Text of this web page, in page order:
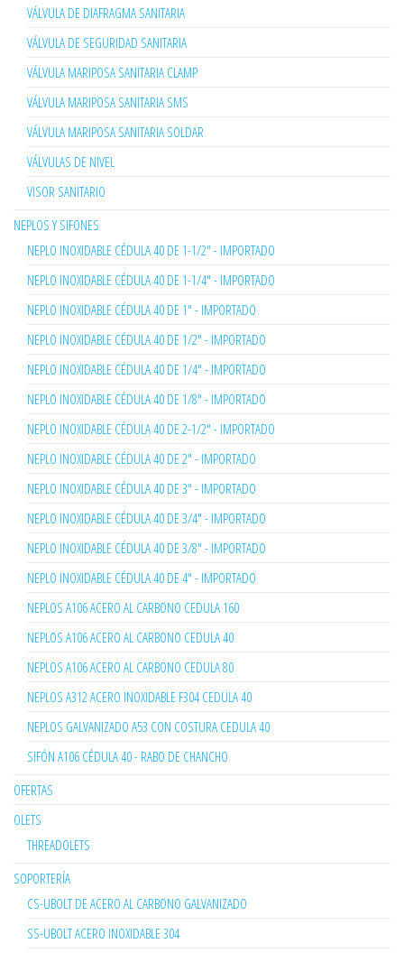
VÁLVULA DE DIAFRAGMA SANITARIA
VÁLVULA DE SEGURIDAD SANITARIA
VÁLVULA MARIPOSA SANITARIA CLAMP
VÁLVULA MARIPOSA SANITARIA SMS
VÁLVULA MARIPOSA SANITARIA SOLDAR
VÁLVULAS DE NIVEL
VISOR SANITARIO
NEPLOS Y SIFONES
NEPLO INOXIDABLE CÉDULA 40 DE 1-1/2" - IMPORTADO
NEPLO INOXIDABLE CÉDULA 40 DE 1-1/4" - IMPORTADO
NEPLO INOXIDABLE CÉDULA 40 DE 1" - IMPORTADO
NEPLO INOXIDABLE CÉDULA 40 DE 1/2" - IMPORTADO
NEPLO INOXIDABLE CÉDULA 40 DE 1/4" - IMPORTADO
NEPLO INOXIDABLE CÉDULA 40 DE 1/8" - IMPORTADO
NEPLO INOXIDABLE CÉDULA 40 DE 2-1/2" - IMPORTADO
NEPLO INOXIDABLE CÉDULA 40 DE 2" - IMPORTADO
NEPLO INOXIDABLE CÉDULA 40 DE 3" - IMPORTADO
NEPLO INOXIDABLE CÉDULA 40 DE 3/4" - IMPORTADO
NEPLO INOXIDABLE CÉDULA 40 DE 3/8" - IMPORTADO
NEPLO INOXIDABLE CÉDULA 40 DE 4" - IMPORTADO
NEPLOS A106 ACERO AL CARBONO CEDULA 160
NEPLOS A106 ACERO AL CARBONO CEDULA 40
NEPLOS A106 ACERO AL CARBONO CEDULA 80
NEPLOS A312 ACERO INOXIDABLE F304 CEDULA 40
NEPLOS GALVANIZADO A53 CON COSTURA CEDULA 40
SIFÓN A106 CÉDULA 40 - RABO DE CHANCHO
OFERTAS
OLETS
THREADOLETS
SOPORTERÍA
CS-UBOLT DE ACERO AL CARBONO GALVANIZADO
SS-UBOLT ACERO INOXIDABLE 304